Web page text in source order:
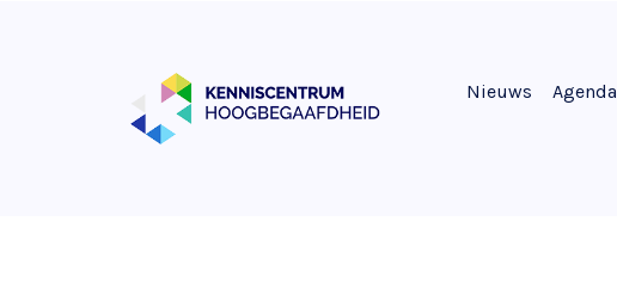
Nieuws Agenda